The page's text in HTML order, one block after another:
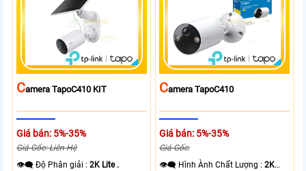
CAmera TapoC410 KIT
Giá bán: 5%-35%
Giá Gốc: Liên Hệ
👁️‍🗨 Độ Phân giải :2K Lite .
CAmera TapoC410
Giá bán: 5%-35%
Giá Gốc:
👁️‍🗨 Hình Ành Chất Lượng :2K